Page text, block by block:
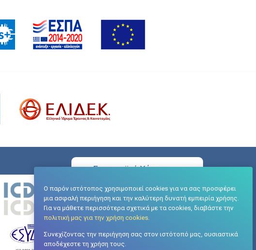
Ευρωπαϊκή Χάρτα του
Ο παρόν ιστότοπος χρησιμοποιεί cookies για να σας προσφέρει
μια ασφαλή περιήγηση και την καλύτερη δυνατή εμπειρία χρήσης.
Για να μάθετε περισσότερα σχετικά με τα cookies, διαβάστε την
πολιτική μας για την χρήση cookies
Συνεχίζοντας την περιήγηση σας στον ιστότοπό μας, ουσιαστικά
αποδέχεστε τη χρήση τους.